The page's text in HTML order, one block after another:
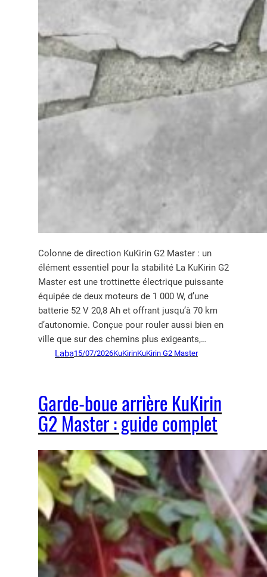
Colonne de direction KuKirin G2 Master : un
élément essentiel pour la stabilité La KuKirin G2
Master est une trottinette électrique puissante
équipée de deux moteurs de 1 000 W, d’une
batterie 52 V 20,8 Ah et offrant jusqu’à 70 km
d’autonomie. Conçue pour rouler aussi bien en
ville que sur des chemins plus exigeants,…
Laba15/07/2026KuKirinKuKirin G2 Master
Garde-boue arrière KuKirin
G2 Master : guide complet